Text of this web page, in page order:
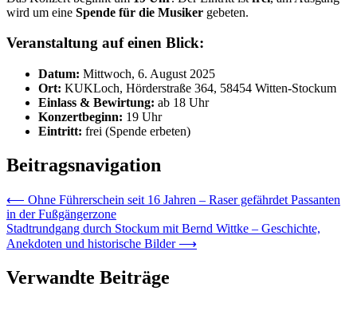
wird um eine Spende für die Musiker gebeten.
Veranstaltung auf einen Blick:
Datum: Mittwoch, 6. August 2025
Ort: KUKLoch, Hörderstraße 364, 58454 Witten-Stockum
Einlass & Bewirtung: ab 18 Uhr
Konzertbeginn: 19 Uhr
Eintritt: frei (Spende erbeten)
Beitragsnavigation
⟵ Ohne Führerschein seit 16 Jahren – Raser gefährdet Passanten
in der Fußgängerzone
Stadtrundgang durch Stockum mit Bernd Wittke – Geschichte,
Anekdoten und historische Bilder ⟶
Verwandte Beiträge